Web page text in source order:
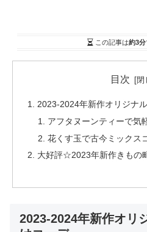
この記事は約3分
目次
2023-2024年新作オリジナ
アフタヌーンティーで気
花くす玉で古今ミックス
大好評☆2023年新作きもの
2023-2024年新作オリ